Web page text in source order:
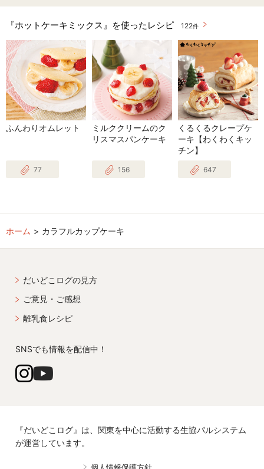
『ホットケーキミックス』を使ったレシピ 122件
ふんわりオムレット
77
ミルククリームのク
リスマスパンケーキ
156
くるくるクレープケ
ーキ【わくわくキッ
チン】
647
ホーム カラフルカップケーキ
だいどこログの見方
ご意見・ご感想
離乳食レシピ
SNSでも情報を配信中！
『だいどこログ』は、関東を中心に活動する生協パルシステム
が運営しています。